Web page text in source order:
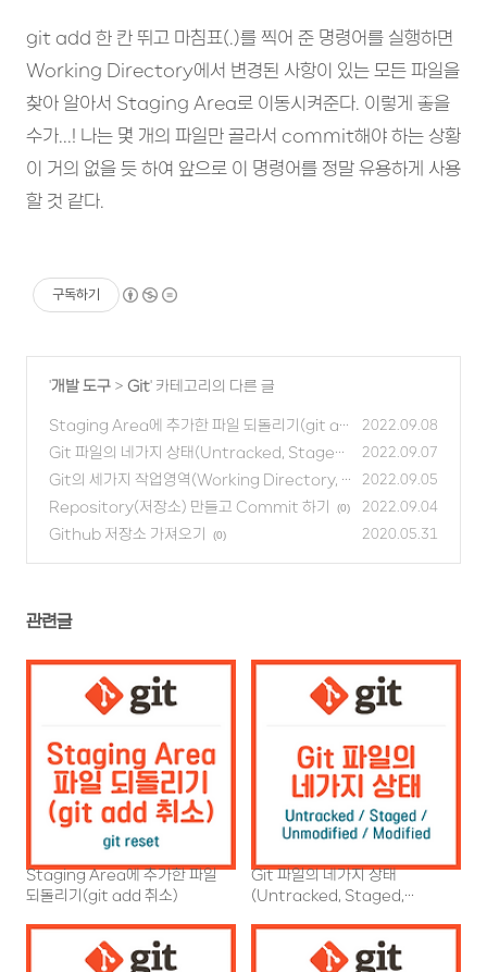
git add 한 칸 뛰고 마침표(.)를 찍어 준 명령어를 실행하면
Working Directory에서 변경된 사항이 있는 모든 파일을
찾아 알아서 Staging Area로 이동시켜준다. 이렇게 좋을
수가...! 나는 몇 개의 파일만 골라서 commit해야 하는 상황
이 거의 없을 듯 하여 앞으로 이 명령어를 정말 유용하게 사용
할 것 같다.
구독하기
'개발 도구 > Git' 카테고리의 다른 글
Staging Area에 추가한 파일 되돌리기(git ad
d 취소)
(0)
2022.09.08
Git 파일의 네가지 상태(Untracked, Staged,
Unmodified, Modified) (0)
2022.09.07
Git의 세가지 작업영역(Working Directory, S
taging Area, Repository)
(0)
2022.09.05
Repository(저장소) 만들고 Commit 하기 (0) 2022.09.04
Github 저장소 가져오기 (0) 2020.05.31
관련글
Staging Area에 추가한 파일
되돌리기(git add 취소)
Git 파일의 네가지 상태
(Untracked, Staged,